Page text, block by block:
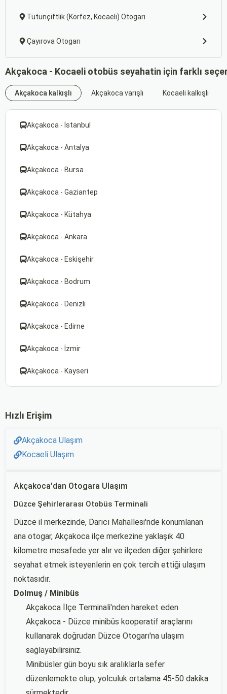
Tütünçiftlik (Körfez, Kocaeli) Otogarı
Çayırova Otogarı
Akçakoca - Kocaeli otobüs seyahatin için farklı
Akçakoca kalkışlı Akçakoca varışlı Kocaeli kalkışlı
Akçakoca - İstanbul
Akçakoca - Antalya
Akçakoca - Bursa
Akçakoca - Gaziantep
Akçakoca - Kütahya
Akçakoca - Ankara
Akçakoca - Eskişehir
Akçakoca - Bodrum
Akçakoca - Denizli
Akçakoca - Edirne
Akçakoca - İzmir
Akçakoca - Kayseri
Hızlı Erişim
Akçakoca Ulaşım
Kocaeli Ulaşım
Akçakoca'dan Otogara Ulaşım
Düzce Şehirlerarası Otobüs Terminali
Düzce il merkezinde, Darıcı Mahallesi'nde konumlanan
ana otogar, Akçakoca ilçe merkezine yaklaşık 40
kilometre mesafede yer alır ve ilçeden diğer şehirlere
seyahat etmek isteyenlerin en çok tercih ettiği ulaşım
noktasıdır.
Dolmuş / Minibüs
Akçakoca İlçe Terminali'nden hareket eden
Akçakoca - Düzce minibüs kooperatif araçlarını
kullanarak doğrudan Düzce Otogarı'na ulaşım
sağlayabilirsiniz.
Minibüsler gün boyu sık aralıklarla sefer
düzenlemekte olup, yolculuk ortalama 45-50 dakika